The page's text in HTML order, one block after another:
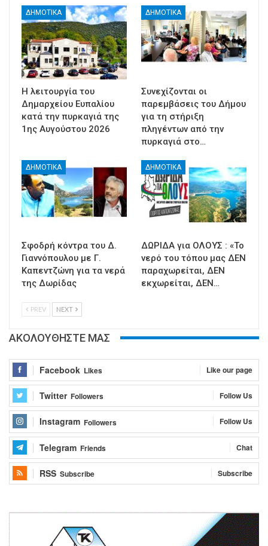
ΔΗΜΟΤΙΚΑ
Η λειτουργία του
Δημαρχείου Ευπαλίου
κατά την πυρκαγιά της
1ης Αυγούστου 2026
ΔΗΜΟΤΙΚΑ
Συνεχίζονται οι
παρεμβάσεις του Δήμου
για τη στήριξη
πληγέντων από την
πυρκαγιά στο…
ΔΗΜΟΤΙΚΑ
Σφοδρή κόντρα του Δ.
Γιαννόπουλου με Γ.
Καπεντζώνη για τα νερά
της Δωρίδας
ΔΗΜΟΤΙΚΑ
ΔΩΡΙΔΑ για ΟΛΟΥΣ : «Το
νερό του τόπου μας ΔΕΝ
παραχωρείται, ΔΕΝ
εκχωρείται, ΔΕΝ…
PREV NEXT
ΑΚΟΛΟΥΘΗΣΤΕ ΜΑΣ
Facebook Likes Like our page
Twitter Followers Follow Us
Instagram Followers Follow Us
Telegram Friends Chat
RSS Subscribe Subscribe